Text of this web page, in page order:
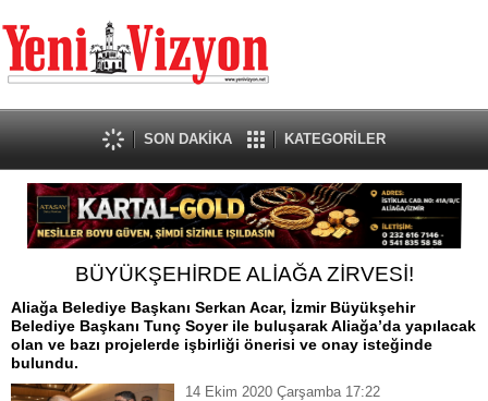
SON DAKİKA KATEGORİLER
BÜYÜKŞEHİRDE ALİAĞA ZİRVESİ!
Aliağa Belediye Başkanı Serkan Acar, İzmir Büyükşehir
Belediye Başkanı Tunç Soyer ile buluşarak Aliağa’da yapılacak
olan ve bazı projelerde işbirliği önerisi ve onay isteğinde
bulundu.
14 Ekim 2020 Çarşamba 17:22